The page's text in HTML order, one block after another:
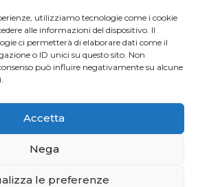
utilizziamo tecnologie come i cookie
alle informazioni del dispositivo. Il
ci permetterà di elaborare dati come il
o ID unici su questo sito. Non
può influire negativamente su alcune
Accetta
Nega
le preferenze
di Hundred